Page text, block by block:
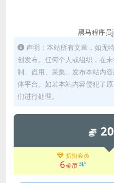
黑马程序员
声明：本站所有文章，如无
创发布。任何个人或组织，在
制、盗用、采集、发布本站内
体平台。如若本站内容侵犯了
们进行处理。
20
折扣会员
6金币 3折